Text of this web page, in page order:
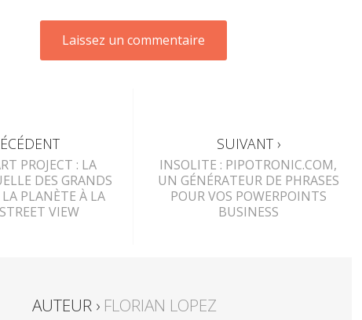
PROJECT : LA
DES GRANDS
PLANÈTE À LA
VIEW
SUIVANT ›
INSOLITE : PIPOTRONIC.COM,
UN GÉNÉRATEUR DE PHRASES
POUR VOS POWERPOINTS
BUSINESS
AUTEUR › FLORIAN LOPEZ